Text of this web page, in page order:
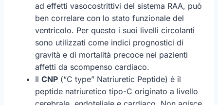
ad effetti vasocostrittivi del sistema RAA, può
ben correlare con lo stato funzionale del
ventricolo. Per questo i suoi livelli circolanti
sono utilizzati come indici prognostici di
gravità e di mortalità precoce nei pazienti
affetti da scompenso cardiaco.
Il CNP (“C type” Natriuretic Peptide) è il
peptide natriuretico tipo-C originato a livello